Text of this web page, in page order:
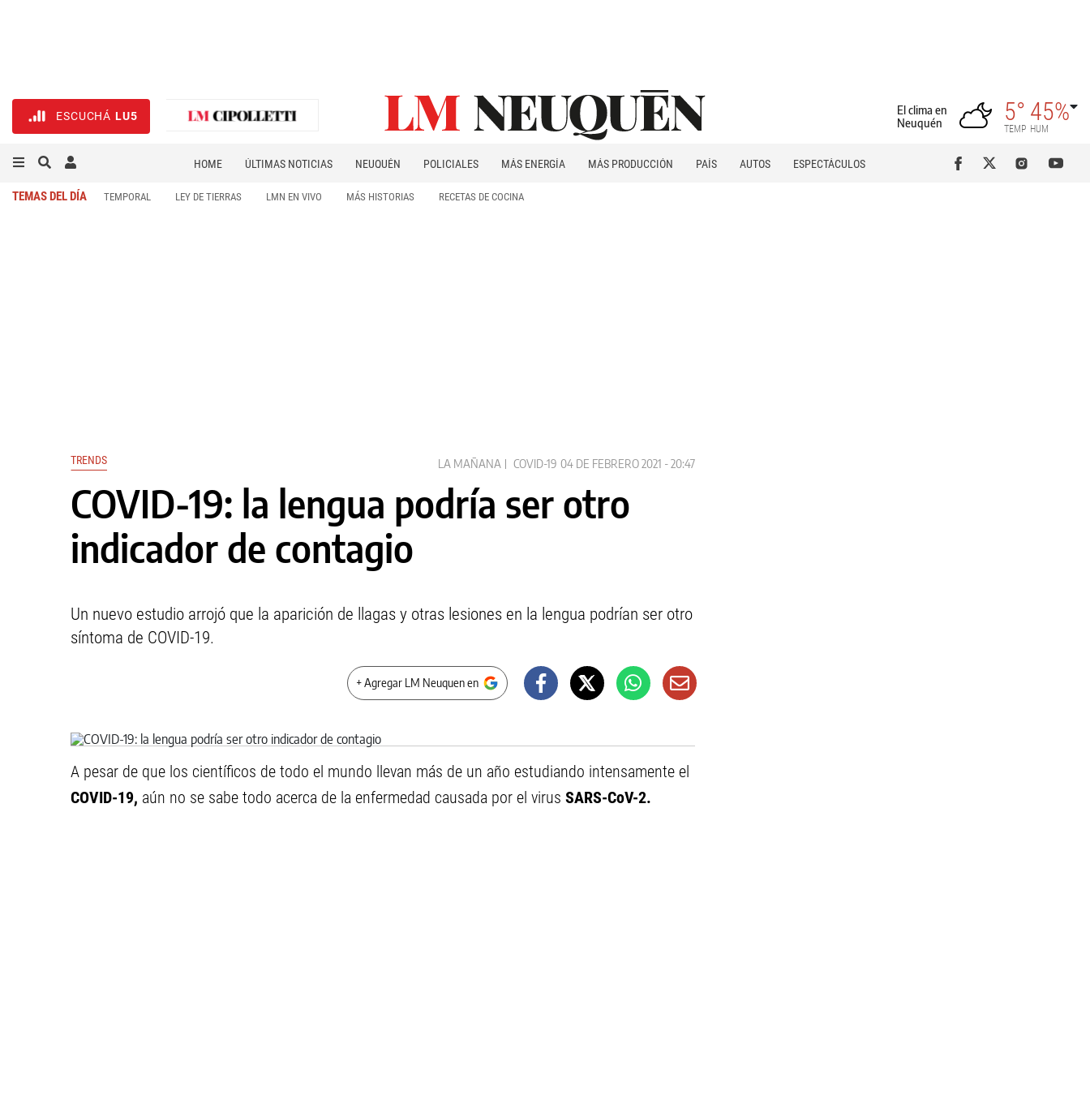
ESCUCHÁ LU5
El clima en
Neuquén
5°
TEMP
45%
HUM
HOME ÚLTIMAS NOTICIAS NEUQUÉN POLICIALES MÁS ENERGÍA MÁS PRODUCCIÓN PAÍS AUTOS
ESPECTÁCULOS
TEMAS DEL DÍA TEMPORAL LEY DE TIERRAS LMN EN VIVO MÁS HISTORIAS RECETAS DE COCINA
TRENDS LA MAÑANA COVID-19 04 DE FEBRERO 2021 - 20:47
COVID-19: la lengua podría ser otro
indicador de contagio
Un nuevo estudio arrojó que la aparición de llagas y otras lesiones en la lengua podrían ser otro
síntoma de COVID-19.
+ Agregar LM Neuquen en
A pesar de que los científicos de todo el mundo llevan más de un año estudiando intensamente el
COVID-19, aún no se sabe todo acerca de la enfermedad causada por el virus SARS-CoV-2.